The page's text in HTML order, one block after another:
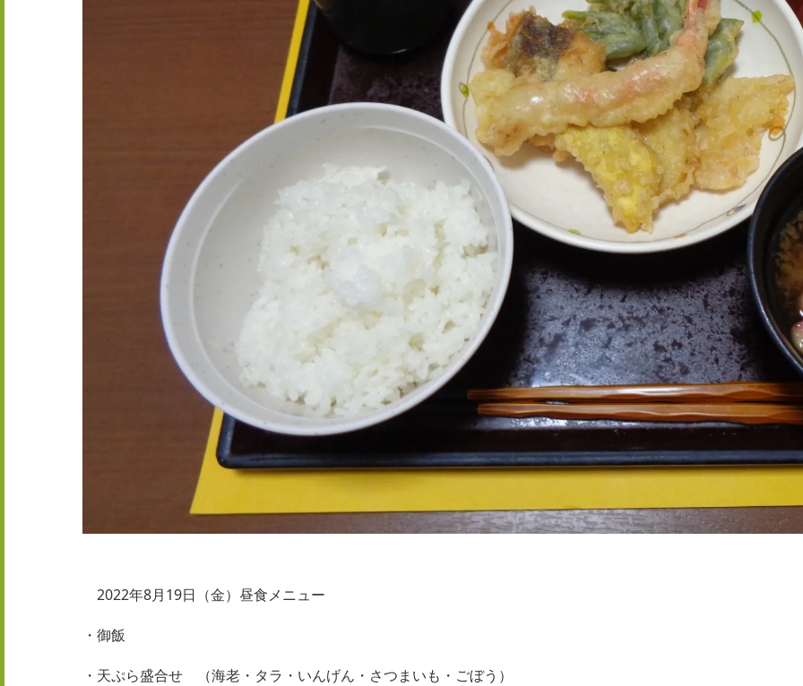
2022年8月19日（金） 昼食メニュー
・御飯
・天ぷら盛合せ （海老・タラ・いんげん・さつまいも・ごぼう）